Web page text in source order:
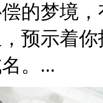
的梦境
预示着
。...